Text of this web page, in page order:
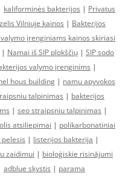
kaliforminės bakterijos | Privatus
Vilniuje kainos | Bakterijos
įrenginiams kainos skiriasi
| Namai iš SIP plokščių | SIP sodo
valymo įrenginims |
hous building | namu apyvokos
talpinimas | bakterijos
| seo straipsniu talpinimas |
atsiliepimai | polikarbonatiniai
| listerijos bakterija |
zaidimui | bioloģiskie risinājumi
adblue skystis | parama